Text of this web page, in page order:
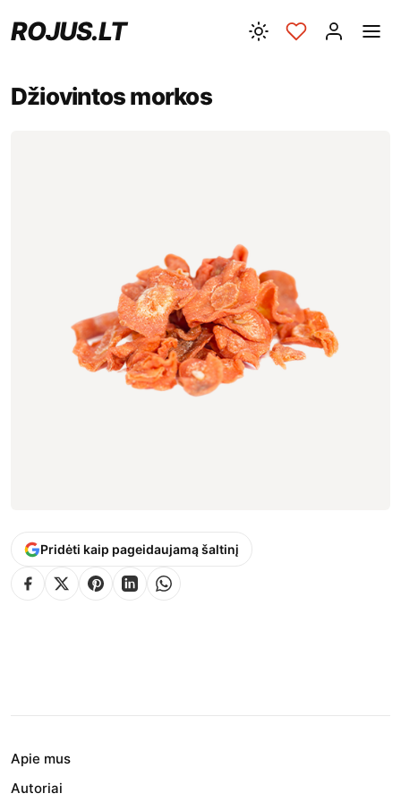
ROJUS.LT
Džiovintos morkos
Pridėti kaip pageidaujamą šaltinį
Apie mus
Autoriai